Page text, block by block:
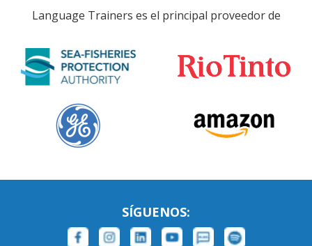
Language Trainers es el principal proveedor de
SÍGUENOS: